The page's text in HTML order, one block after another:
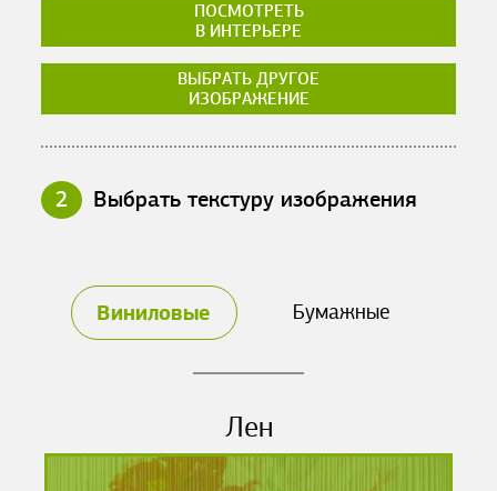
ПОСМОТРЕТЬ
В ИНТЕРЬЕРЕ
ВЫБРАТЬ ДРУГОЕ
ИЗОБРАЖЕНИЕ
2 Выбрать текстуру изображения
Виниловые Бумажные
Лен